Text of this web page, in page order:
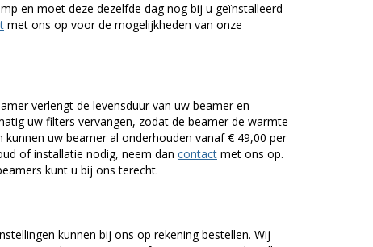
en moet deze dezelfde dag nog bij u geïnstalleerd
met ons op voor de mogelijkheden van onze
verlengt de levensduur van uw beamer en
uw filters vervangen, zodat de beamer de warmte
kunnen uw beamer al onderhouden vanaf € 49,00 per
of installatie nodig, neem dan contact met ons op.
kunt u bij ons terecht.
kunnen bij ons op rekening bestellen. Wij